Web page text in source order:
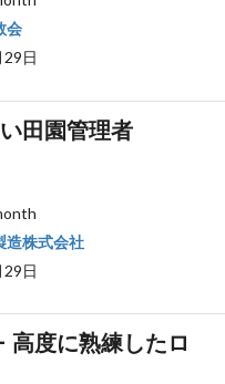
会
日
田園管理者
造株式会社
日
高度に熟練したロ